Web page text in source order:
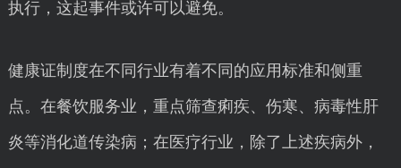
执行，这起事件或许可以避免。
健康证制度在不同行业有着不同的应用标准和侧重
点。在餐饮服务业，重点筛查痢疾、伤寒、病毒性肝
炎等消化道传染病；在医疗行业，除了上述疾病外，